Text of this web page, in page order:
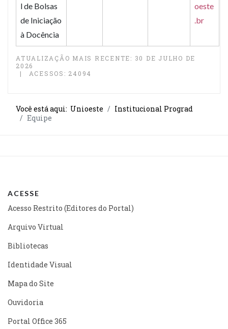
l de Bolsas
de Iniciação
à Docência
oeste
.br
ATUALIZAÇÃO MAIS RECENTE: 30 DE JULHO DE
2026
ACESSOS: 24094
Você está aqui: Unioeste
Institucional Prograd
Equipe
ACESSE
Acesso Restrito (Editores do Portal)
Arquivo Virtual
Bibliotecas
Identidade Visual
Mapa do Site
Ouvidoria
Portal Office 365